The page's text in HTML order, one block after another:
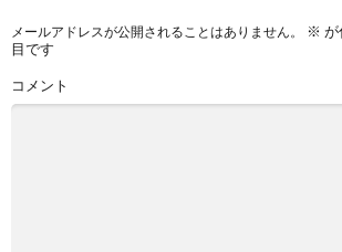
メールアドレスが公開されることはありません。 ※ が
目です
コメント